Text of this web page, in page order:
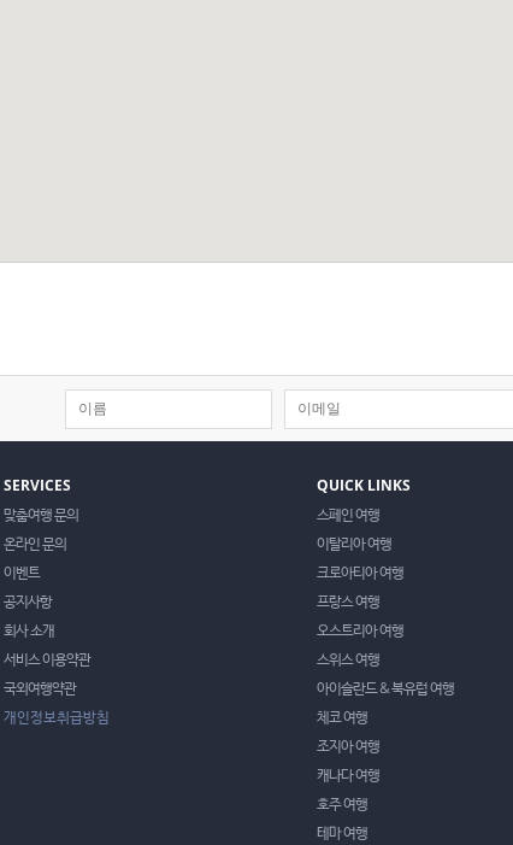
SERVICES
맞춤여행 문의
온라인 문의
이벤트
공지사항
회사 소개
서비스 이용약관
국외여행약관
개인정보취급방침
QUICK LINKS
스페인 여행
이탈리아 여행
크로아티아 여행
프랑스 여행
오스트리아 여행
스위스 여행
아이슬란드 & 북유럽 여행
체코 여행
조지아 여행
캐나다 여행
호주 여행
테마 여행